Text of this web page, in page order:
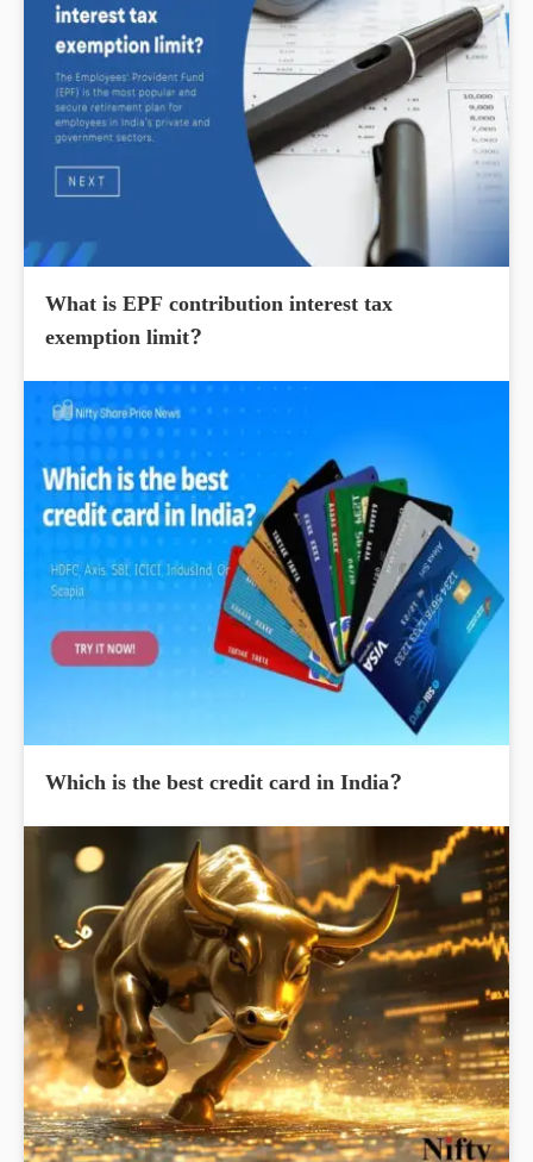
What is EPF contribution interest tax
exemption limit?
Which is the best credit card in India?